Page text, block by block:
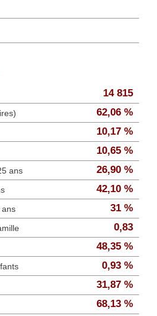
14 815
62,06 %
10,17 %
10,65 %
ans 26,90 %
42,10 %
ans 31 %
0,83
48,35 %
0,93 %
31,87 %
68,13 %